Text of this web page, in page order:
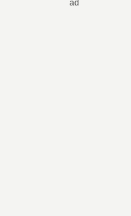
ad